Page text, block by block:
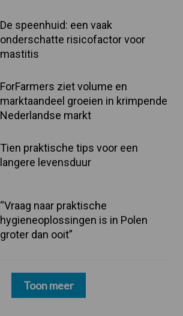
De speenhuid: een vaak
onderschatte risicofactor voor
mastitis
ForFarmers ziet volume en
marktaandeel groeien in krimpende
Nederlandse markt
Tien praktische tips voor een
langere levensduur
“Vraag naar praktische
hygieneoplossingen is in Polen
groter dan ooit”
Toon meer